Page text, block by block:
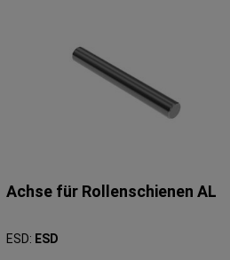
Achse für Rollenschienen AL
ESD: ESD